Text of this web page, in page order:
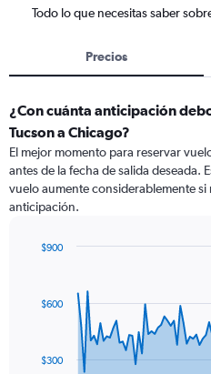
Todo lo que necesitas saber
Precios
¿Con cuánta anticipación
Tucson a Chicago?
El mejor momento para reservar
antes de la fecha de salida deseada.
vuelo aumente considerablemente si
anticipación.
data
The
$300
$600
$900